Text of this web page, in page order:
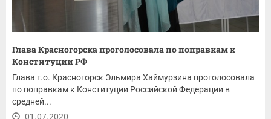
Глава Красногорска проголосовала по поправкам к
Конституции РФ
Глава г.о. Красногорск Эльмира Хаймурзина проголосовала
по поправкам к Конституции Российской Федерации в
средней...
01.07.2020